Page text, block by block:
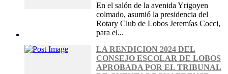
En el salón de la avenida Yrigoyen
colmado, asumió la presidencia del
Rotary Club de Lobos Jeremías Cocci,
para el...
LA RENDICION 2024 DEL
CONSEJO ESCOLAR DE LOBOS
APROBADA POR EL TRIBUNAL